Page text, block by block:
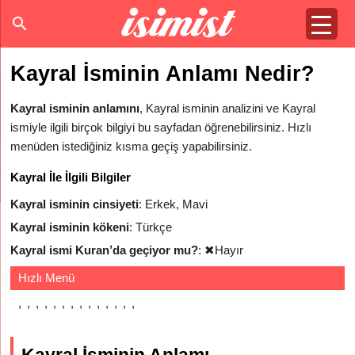
Kayral İsminin Anlamı Nedir?
Kayral isminin anlamını, Kayral isminin analizini ve Kayral
ismiyle ilgili birçok bilgiyi bu sayfadan öğrenebilirsiniz. Hızlı
menüden istediğiniz kısma geçiş yapabilirsiniz.
Kayral İle İlgili Bilgiler
Kayral isminin cinsiyeti: Erkek, Mavi
Kayral isminin kökeni: Türkçe
Kayral ismi Kuran’da geçiyor mu?: ✖Hayır
Hızlı Menü